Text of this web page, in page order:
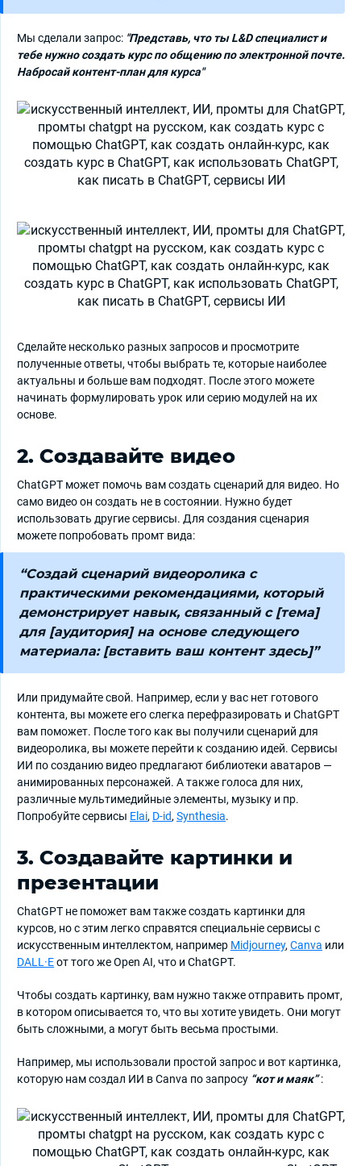
Мы сделали запрос: "Представь, что ты L&D специалист и
тебе нужно создать курс по общению по электронной почте.
Набросай контент-план для курса"
Сделайте несколько разных запросов и просмотрите
полученные ответы, чтобы выбрать те, которые наиболее
актуальны и больше вам подходят. После этого можете
начинать формулировать урок или серию модулей на их
основе.
2. Создавайте видео
ChatGPT может помочь вам создать сценарий для видео. Но
само видео он создать не в состоянии. Нужно будет
использовать другие сервисы. Для создания сценария
можете попробовать промт вида:
“Создай сценарий видеоролика с
практическими рекомендациями, который
демонстрирует навык, связанный с [тема]
для [аудитория] на основе следующего
материала: [вставить ваш контент здесь]”
Или придумайте свой. Например, если у вас нет готового
контента, вы можете его слегка перефразировать и ChatGPT
вам поможет. После того как вы получили сценарий для
видеоролика, вы можете перейти к созданию идей. Сервисы
ИИ по созданию видео предлагают библиотеки аватаров —
анимированных персонажей. А также голоса для них,
различные мультимедийные элементы, музыку и пр.
Попробуйте сервисы Elai, D-id, Synthesia.
3. Создавайте картинки и
презентации
ChatGPT не поможет вам также создать картинки для
курсов, но с этим легко справятся специальніе сервисы с
искусственным интеллектом, например Midjourney, Canva или
DALL·Eот того же Open AI, что и ChatGPT.
Чтобы создать картинку, вам нужно также отправить промт,
в котором описывается то, что вы хотите увидеть. Они могут
быть сложными, а могут быть весьма простыми.
Например, мы использовали простой запрос и вот картинка,
которую нам создал ИИ в Canva по запросу “кот и маяк” :